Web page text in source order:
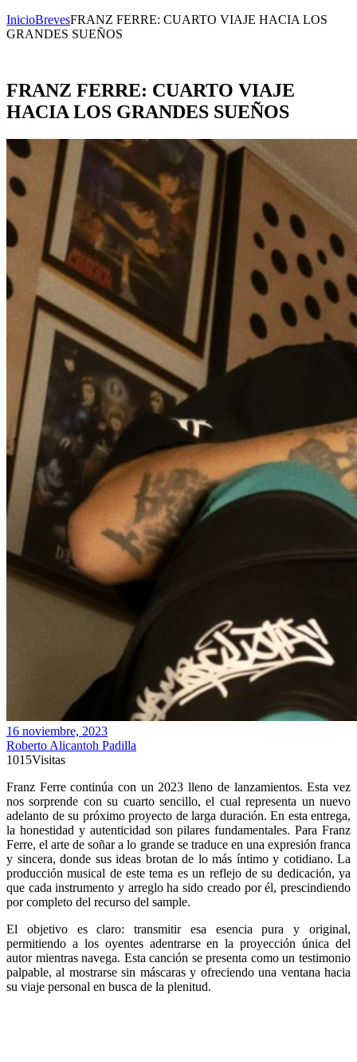
InicioBrevesFRANZ FERRE: CUARTO VIAJE HACIA LOS
GRANDES SUEÑOS
FRANZ FERRE: CUARTO VIAJE
HACIA LOS GRANDES SUEÑOS
16 noviembre, 2023
Roberto Alicantoh Padilla
1015Visitas
Franz Ferre continúa con un 2023 lleno de lanzamientos. Esta vez
nos sorprende con su cuarto sencillo, el cual representa un nuevo
adelanto de su próximo proyecto de larga duración. En esta entrega,
la honestidad y autenticidad son pilares fundamentales. Para Franz
Ferre, el arte de soñar a lo grande se traduce en una expresión franca
y sincera, donde sus ideas brotan de lo más íntimo y cotidiano. La
producción musical de este tema es un reflejo de su dedicación, ya
que cada instrumento y arreglo ha sido creado por él, prescindiendo
por completo del recurso del sample.
El objetivo es claro: transmitir esa esencia pura y original,
permitiendo a los oyentes adentrarse en la proyección única del
autor mientras navega. Esta canción se presenta como un testimonio
palpable, al mostrarse sin máscaras y ofreciendo una ventana hacia
su viaje personal en busca de la plenitud.